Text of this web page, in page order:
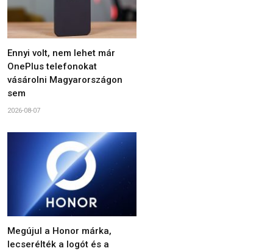
Ennyi volt, nem lehet már
OnePlus telefonokat
vásárolni Magyarországon
sem
2026-08-07
Megújul a Honor márka,
lecserélték a logót és a